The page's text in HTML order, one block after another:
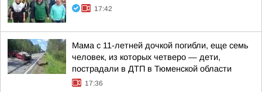
17:42
Мама с 11-летней дочкой погибли, еще семь
человек, из которых четверо — дети,
пострадали в ДТП в Тюменской области
17:36